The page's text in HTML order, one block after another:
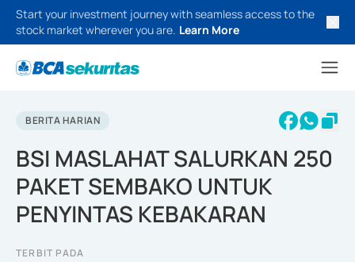
Start your investment journey with seamless access to the
stock market wherever you are. Learn More
BERITA HARIAN
BSI MASLAHAT SALURKAN 250
PAKET SEMBAKO UNTUK
PENYINTAS KEBAKARAN
TERBIT PADA